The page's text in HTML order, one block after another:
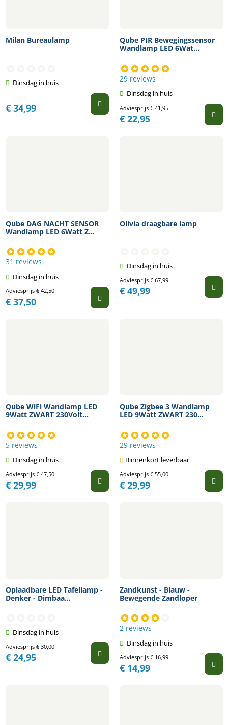
Milan Bureaulamp
Dinsdag in huis
€34,99
Qube PIR Bewegingssensor
Wandlamp LED 6Wat...
29 reviews
Dinsdag in huis
Adviesprijs €41,95
€22,95
Qube DAG NACHT SENSOR
Wandlamp LED 6Watt Z...
31 reviews
Dinsdag in huis
Adviesprijs €42,50
€37,50
Olivia draagbare lamp
Dinsdag in huis
Adviesprijs €67,99
€49,99
Qube WiFi Wandlamp LED
9Watt ZWART 230Volt...
5 reviews
Dinsdag in huis
Adviesprijs €47,50
€29,99
Qube Zigbee 3 Wandlamp
LED 9Watt ZWART 230...
29 reviews
Binnenkort leverbaar
Adviesprijs €55,00
€29,99
Oplaadbare LED Tafellamp -
Denker - Dimbaa...
Dinsdag in huis
Adviesprijs €30,00
€24,95
Zandkunst - Blauw -
Bewegende Zandloper
2 reviews
Dinsdag in huis
Adviesprijs €16,99
€14,99